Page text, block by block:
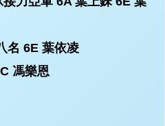
名 6E 葉依凌
馮樂恩